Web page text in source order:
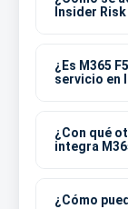
Insider
¿Es M365
servicio en
¿Con qué
integra
¿Cómo